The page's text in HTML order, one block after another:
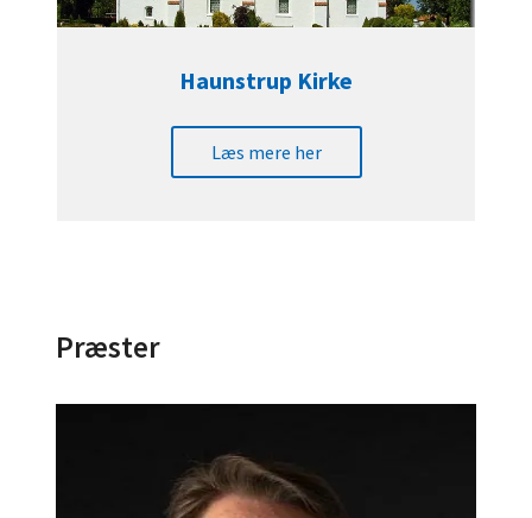
Haunstrup Kirke
Læs mere her
Præster